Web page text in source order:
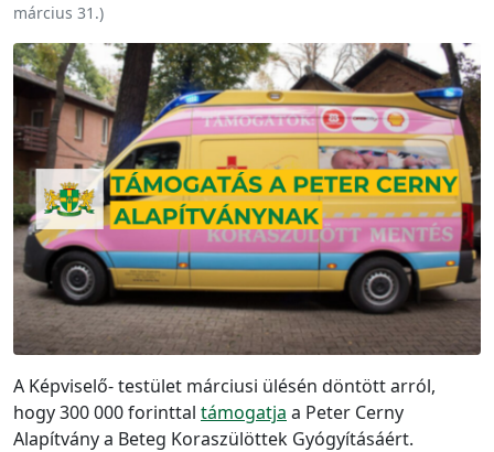
március 31.)
A Képviselő- testület márciusi ülésén döntött arról,
hogy 300 000 forinttal támogatja a Peter Cerny
Alapítvány a Beteg Koraszülöttek Gyógyításáért.